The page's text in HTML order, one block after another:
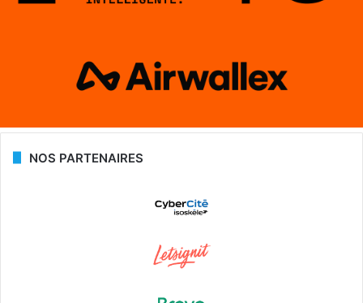
NOS PARTENAIRES